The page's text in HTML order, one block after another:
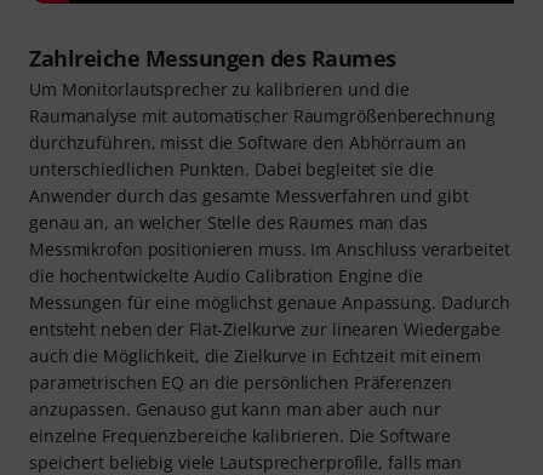
Zahlreiche Messungen des Raumes
Um Monitorlautsprecher zu kalibrieren und die
Raumanalyse mit automatischer Raumgrößenberechnung
durchzuführen, misst die Software den Abhörraum an
unterschiedlichen Punkten. Dabei begleitet sie die
Anwender durch das gesamte Messverfahren und gibt
genau an, an welcher Stelle des Raumes man das
Messmikrofon positionieren muss. Im Anschluss verarbeitet
die hochentwickelte Audio Calibration Engine die
Messungen für eine möglichst genaue Anpassung. Dadurch
entsteht neben der Flat-Zielkurve zur linearen Wiedergabe
auch die Möglichkeit, die Zielkurve in Echtzeit mit einem
parametrischen EQ an die persönlichen Präferenzen
anzupassen. Genauso gut kann man aber auch nur
einzelne Frequenzbereiche kalibrieren. Die Software
speichert beliebig viele Lautsprecherprofile, falls man